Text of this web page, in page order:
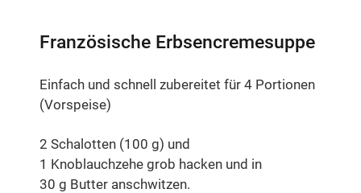
Französische Erbsencremesuppe
Einfach und schnell zubereitet für 4 Portionen
(Vorspeise)
2 Schalotten (100 g) und
1 Knoblauchzehe grob hacken und in
30 g Butter anschwitzen.